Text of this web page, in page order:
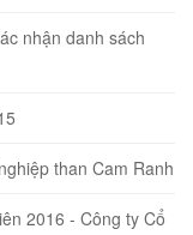
nhận danh sách
than Cam Ranh
2016 - Công ty Cổ